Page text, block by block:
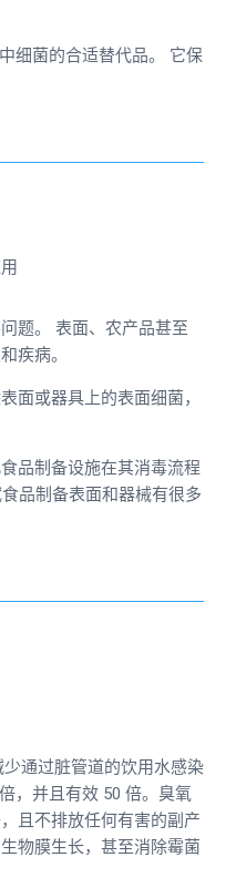
细菌的合适替代品。 它保
题。 表面、农产品甚至
疾病。
面或器具上的表面细菌，
品制备设施在其消毒流程
品制备表面和器械有很多
少通过脏管道的饮用水感染
，并且有效 50 倍。臭氧
且不排放任何有害的副产
物膜生长，甚至消除霉菌